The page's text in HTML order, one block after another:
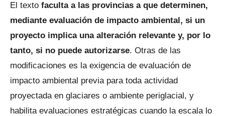
El texto faculta a las provincias a que determinen,
mediante evaluación de impacto ambiental, si un
proyecto implica una alteración relevante y, por lo
tanto, si no puede autorizarse. Otras de las
modificaciones es la exigencia de evaluación de
impacto ambiental previa para toda actividad
proyectada en glaciares o ambiente periglacial, y
habilita evaluaciones estratégicas cuando la escala lo